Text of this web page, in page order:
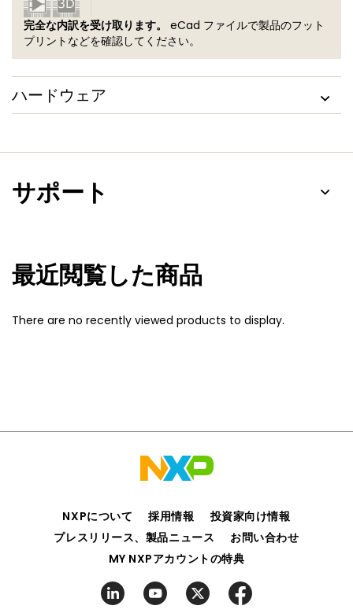
完全な内訳を受け取ります。
eCad ファイルで製品のフット
プリントなどを確認してください。
ハードウェア
サポート
最近閲覧した商品
There are no recently viewed products to display.
NXPについて 採用情報
投資家向け情報
プレスリリース、製品ニュース
お問い合わせ
MY NXPアカウントの特典